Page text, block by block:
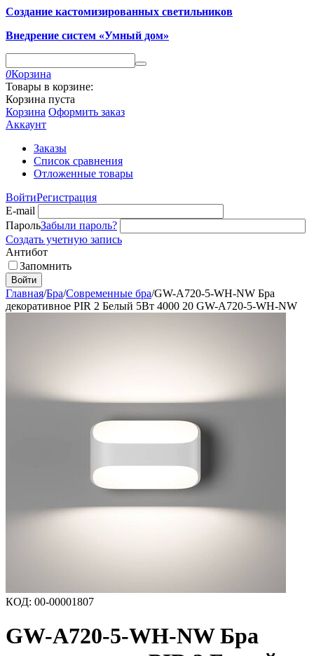
Создание кастомизированных светильников
Внедрение систем «Умный дом»
0Корзина
Товары в корзине:
Корзина пуста
Корзина Оформить заказ
Аккаунт
Заказы
Список сравнения
Отложенные товары
ВойтиРегистрация
E-mail
ПарольЗабыли пароль?
Создать учетную запись
Антибот
Запомнить
Войти
Главная/Бра/Современные бра/GW-A720-5-WH-NW Бра
декоративное PIR 2 Белый 5Вт 4000 20 GW-A720-5-WH-NW
КОД: 00-00001807
GW-A720-5-WH-NW Бра